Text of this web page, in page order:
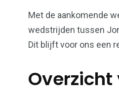
Met de aankomende
wedstrijden tussen
Dit blijft voor ons een
Overzicht